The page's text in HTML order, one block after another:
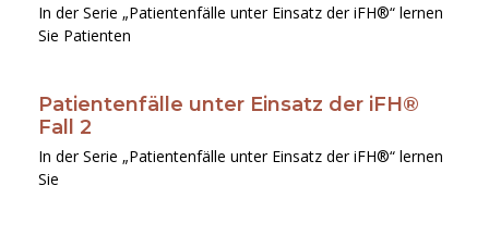
In der Serie „Patientenfälle unter Einsatz der iFH®“ lernen
Sie Patienten
Patientenfälle unter Einsatz der iFH®
Fall 2
In der Serie „Patientenfälle unter Einsatz der iFH®“ lernen
Sie